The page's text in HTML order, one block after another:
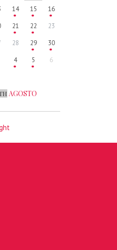
14 15 16
21 22 23
28 29 30
4 5 6
AGOSTO